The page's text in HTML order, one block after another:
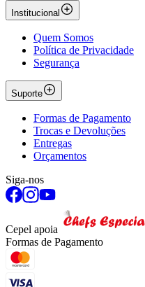
Institucional
Quem Somos
Política de Privacidade
Segurança
Suporte
Formas de Pagamento
Trocas e Devoluções
Entregas
Orçamentos
Siga-nos
Cepel apoia
Formas de Pagamento